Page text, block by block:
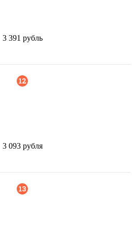
3 391 рубль
3 093 рубля